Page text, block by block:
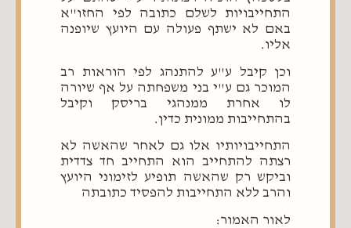
התחייבויות לשלם כתובה לפי החזו"א
באם לא ישתף פעולה עם היועץ שיופנה
אליו.
וכן קיבל ע"ע להתנהג לפי הוראות רב
המוכר גם ע"י בני משפחתה על אף שיורה
לו אחרת ממנהגי בריסק וקיבל
בהתחייבות ממונית כדין.
התחייבויותיו אלו גם לאחר שהאשה לא
רצתה להתחייב הוא התחייב חד צדדית
וביקש רק שהאשה תופיע לזימוני היועץ
והרב ללא התחייבות להפסיד כתובתה
לאור האמור: